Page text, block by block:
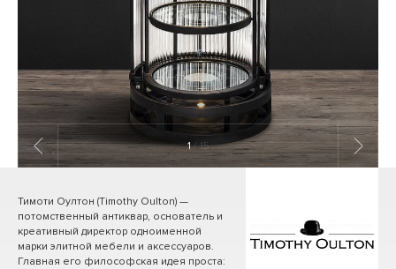
1/ 15
Тимоти Оултон (Timothy Oulton) —
потомственный антиквар, основатель и
креативный директор одноименной
марки элитной мебели и аксессуаров.
Главная его философская идея проста: